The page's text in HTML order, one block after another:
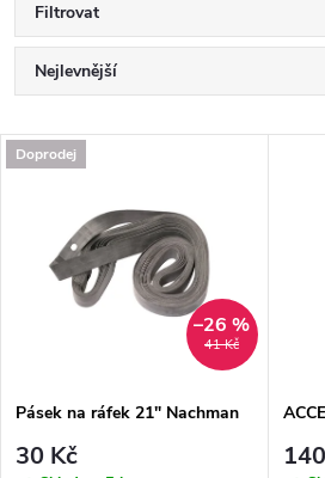
Filtrovat
Ř
a
p
Nejlevnější
Nejprodávanější
Abecedně
V
s
p
Doprodej
41 Kč
–26 %
Pásek na ráfek 21" Nachman
30 Kč